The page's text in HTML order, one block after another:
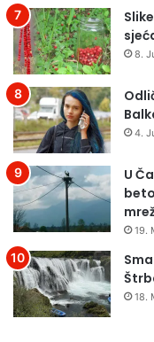
8.
4.
U
19.
18.